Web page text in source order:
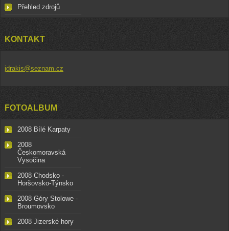
Přehled zdrojů
KONTAKT
jdrakis@seznam.cz
FOTOALBUM
2008 Bílé Karpaty
2008
Českomoravská
Vysočina
2008 Chodsko -
Horšovsko-Týnsko
2008 Góry Stolowe -
Broumovsko
2008 Jizerské hory